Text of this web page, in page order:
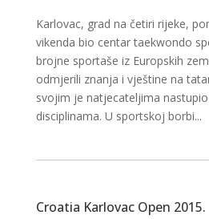
Karlovac, grad na četiri rijeke,
vikenda bio centar taekwondo
brojne sportaše iz Europskih
odmjerili znanja i vještine na
svojim je natjecateljima
disciplinama. U sportskoj borbi...
Croatia Karlovac Open 2015.